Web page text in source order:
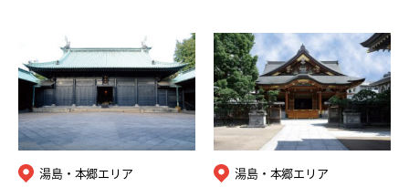
湯島・本郷エリア 湯島・本郷エリア